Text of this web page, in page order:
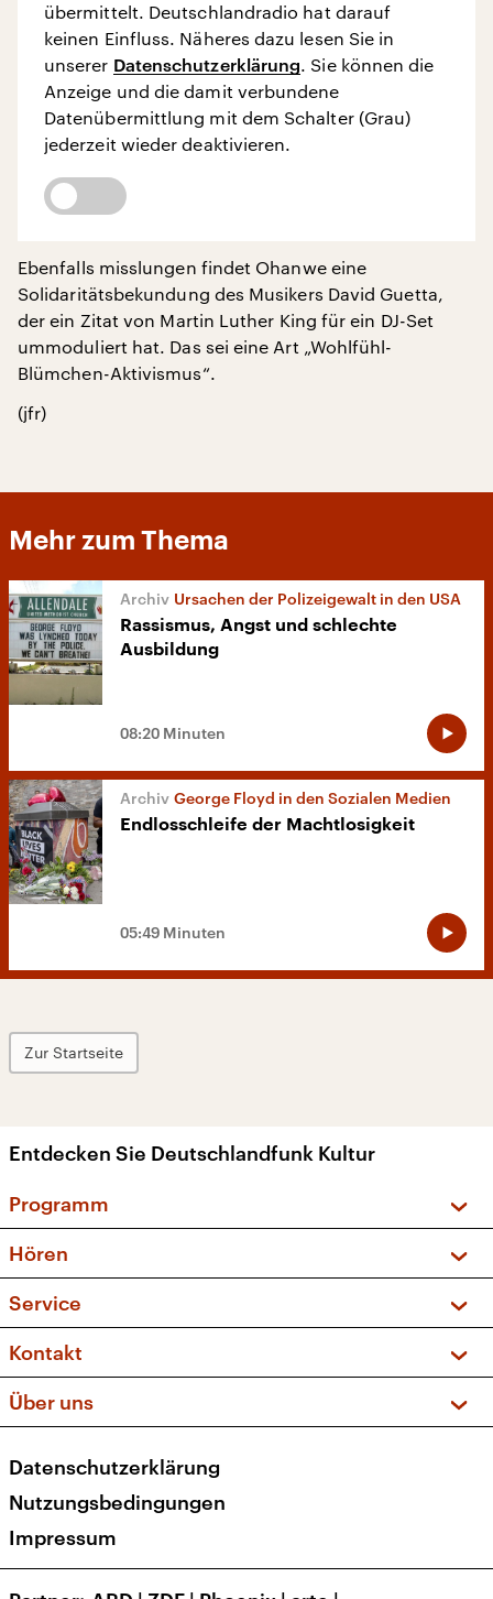
übermittelt. Deutschlandradio hat darauf
keinen Einfluss. Näheres dazu lesen Sie in
unserer Datenschutzerklärung. Sie können die
Anzeige und die damit verbundene
Datenübermittlung mit dem Schalter (Grau)
jederzeit wieder deaktivieren.
Ebenfalls misslungen findet Ohanwe eine
Solidaritätsbekundung des Musikers David Guetta,
der ein Zitat von Martin Luther King für ein DJ-Set
ummoduliert hat. Das sei eine Art „Wohlfühl-
Blümchen-Aktivismus“.
(jfr)
Mehr zum Thema
Ursachen der Polizeigewalt in den USA
Rassismus, Angst und schlechte
Ausbildung
08:20 Minuten
George Floyd in den Sozialen Medien
Endlosschleife der Machtlosigkeit
05:49 Minuten
Zur Startseite
Entdecken Sie Deutschlandfunk Kultur
Programm
Sendungen und Podcasts
Musikliste
Kakadu – Das Kinderprogramm
Hören
Frequenzen (UKW + DAB+)
Service
FAQ
Apps
Newsletter
Veranstaltungen
Kontakt
Social Media
Über uns
Presse
Karriere
Transparenz
Datenschutzerklärung
Nutzungsbedingungen
Impressum